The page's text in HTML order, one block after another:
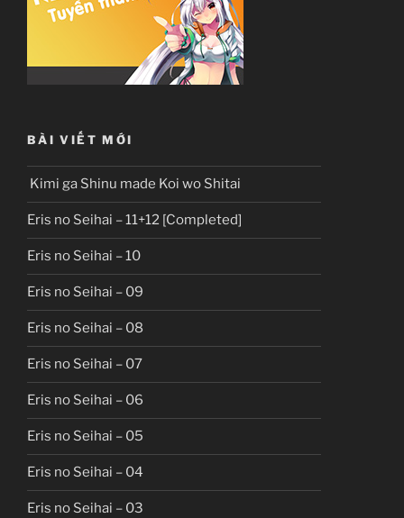
BÀI VIẾT MỚI
Kimi ga Shinu made Koi wo Shitai
Eris no Seihai – 11+12 [Completed]
Eris no Seihai – 10
Eris no Seihai – 09
Eris no Seihai – 08
Eris no Seihai – 07
Eris no Seihai – 06
Eris no Seihai – 05
Eris no Seihai – 04
Eris no Seihai – 03